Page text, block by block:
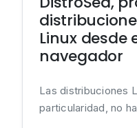
Linux desde
navegador
Las distribuciones
particularidad, no